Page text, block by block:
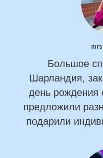
Большое
Шарландия,
день рождения
предложили
подарили